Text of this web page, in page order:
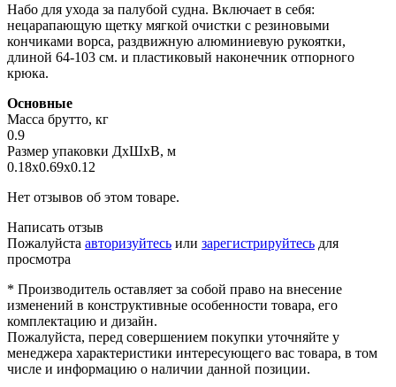
Набо для ухода за палубой судна. Включает в себя:
нецарапающую щетку мягкой очистки с резиновыми
кончиками ворса, раздвижную алюминиевую рукоятки,
длиной 64-103 см. и пластиковый наконечник отпорного
крюка.
Основные
Масса брутто, кг
0.9
Размер упаковки ДхШхВ, м
0.18x0.69x0.12
Нет отзывов об этом товаре.
Написать отзыв
Пожалуйста авторизуйтесь или зарегистрируйтесь для
просмотра
* Производитель оставляет за собой право на внесение
изменений в конструктивные особенности товара, его
комплектацию и дизайн.
Пожалуйста, перед совершением покупки уточняйте у
менеджера характеристики интересующего вас товара, в том
числе и информацию о наличии данной позиции.